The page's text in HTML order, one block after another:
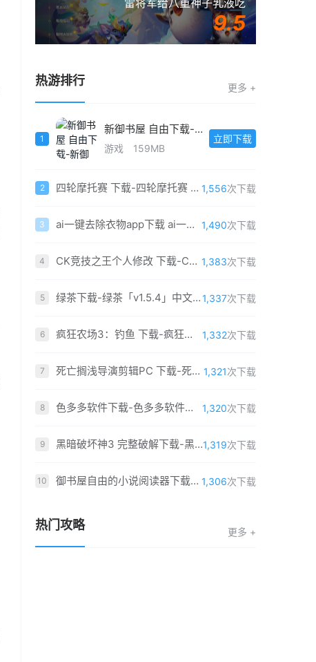
雷将军给八重神子乳液吃
9.5
热游排行 更多 +
1
新御书屋 自由下载-新御书屋 自由「v9.1.4」官方版
游戏 159MB
立即下载
2 四轮摩托赛 下载-四轮摩托赛 免费中文版 1,556次下载
3 ai一键去除衣物app下载 ai一键去除衣物软件免费安装 1,490次下载
4 CK竞技之王个人修改 下载-CK竞技之王个人修改版2019 中文最新版 1,383次下载
5 绿茶下载-绿茶「v1.5.4」中文版1,337次下载
6 疯狂农场3：钓鱼 下载-疯狂农场3：钓鱼 简体中文免费版 1,332次下载
7 死亡搁浅导演剪辑PC 下载-死亡搁浅导演剪辑版PC版 免安装中文最新版（含百度网盘） 1,321次下载
8 色多多软件下载-色多多软件「v6.4.7」重制版 1,320次下载
9 黑暗破坏神3 完整破解下载-黑暗破坏神3单机版最新版下载 完整最新(全DLC)1,319次下载
10 御书屋自由的小说阅读器下载-御书屋自由的小说阅读器「v5.4.4」福利版 1,306次下载
热门攻略 更多 +